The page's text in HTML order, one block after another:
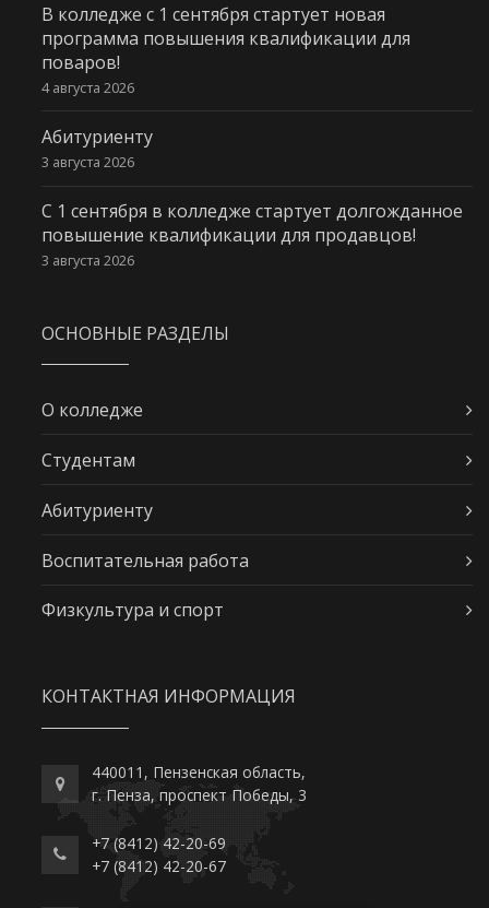
В колледже с 1 сентября стартует новая
программа повышения квалификации для
поваров!
4 августа 2026
Абитуриенту
3 августа 2026
С 1 сентября в колледже стартует долгожданное
повышение квалификации для продавцов!
3 августа 2026
ОСНОВНЫЕ РАЗДЕЛЫ
О колледже
Студентам
Абитуриенту
Воспитательная работа
Физкультура и спорт
КОНТАКТНАЯ ИНФОРМАЦИЯ
440011, Пензенская область,
г. Пенза, проспект Победы, 3
+7 (8412) 42-20-69
+7 (8412) 42-20-67